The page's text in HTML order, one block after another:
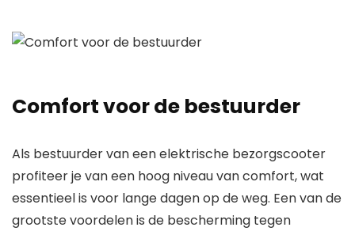
Comfort voor de bestuurder
Als bestuurder van een elektrische bezorgscooter
profiteer je van een hoog niveau van comfort, wat
essentieel is voor lange dagen op de weg. Een van de
grootste voordelen is de bescherming tegen